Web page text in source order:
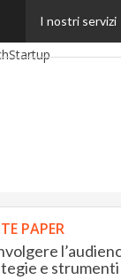
I nostri servizi
InsuranceUp
Startup
PAPER
e